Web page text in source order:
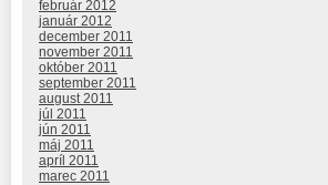
február 2012
január 2012
december 2011
november 2011
október 2011
september 2011
august 2011
júl 2011
jún 2011
máj 2011
apríl 2011
marec 2011